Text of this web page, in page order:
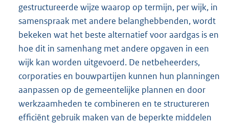
gestructureerde wijze waarop op termijn, per wijk, in
samenspraak met andere belanghebbenden, wordt
bekeken wat het beste alternatief voor aardgas is en
hoe dit in samenhang met andere opgaven in een
wijk kan worden uitgevoerd. De netbeheerders,
corporaties en bouwpartijen kunnen hun planningen
aanpassen op de gemeentelijke plannen en door
werkzaamheden te combineren en te structureren
efficiënt gebruik maken van de beperkte middelen